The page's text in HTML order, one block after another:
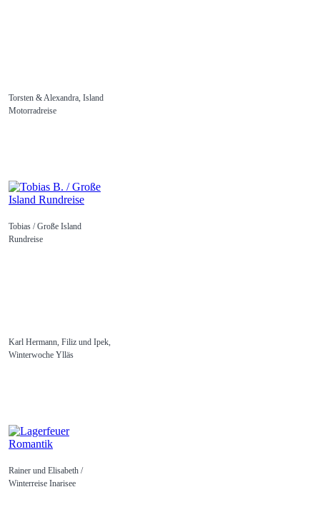
Torsten & Alexandra, Island
Motorradreise
Tobias / Große Island
Rundreise
Karl Hermann, Filiz und Ipek,
Winterwoche Ylläs
Rainer und Elisabeth /
Winterreise Inarisee